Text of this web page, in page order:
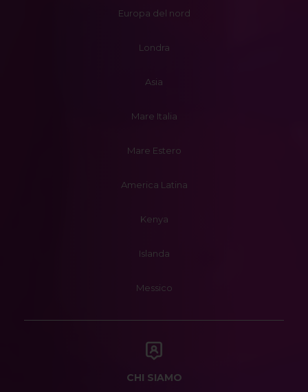
Europa del nord
Londra
Asia
Mare Italia
Mare Estero
America Latina
Kenya
Islanda
Messico
CHI SIAMO